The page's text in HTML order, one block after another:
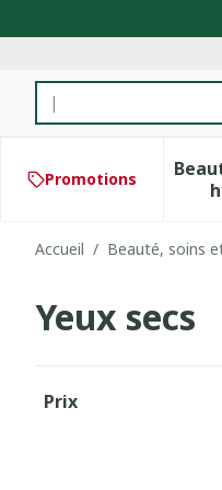
Rechercher
Promotions
Accueil / Beauté, soins
Yeux secs
Prix